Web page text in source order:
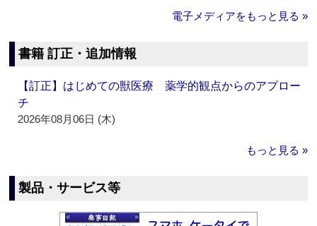
電子メディアをもっと見る »
書籍 訂正・追加情報
【訂正】はじめての獣医療 薬学的観点からのアプロー
チ
2026年08月06日 (木)
もっと見る »
製品・サービス等